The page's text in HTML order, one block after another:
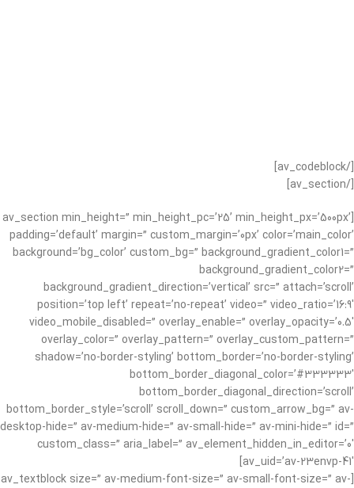
[/av_codeblock]
[/av_section]
[av_section min_height=” min_height_pc=’25’ min_height_px=’500px’
padding=’default’ margin=” custom_margin=’0px’ color=’main_color’
background=’bg_color’ custom_bg=” background_gradient_color1=”
background_gradient_color2=”
background_gradient_direction=’vertical’ src=” attach=’scroll’
position=’top left’ repeat=’no-repeat’ video=” video_ratio=’16:9′
video_mobile_disabled=” overlay_enable=” overlay_opacity=’0.5′
overlay_color=” overlay_pattern=” overlay_custom_pattern=”
shadow=’no-border-styling’ bottom_border=’no-border-styling’
bottom_border_diagonal_color=’#333333′
bottom_border_diagonal_direction=’scroll’
bottom_border_style=’scroll’ scroll_down=” custom_arrow_bg=” av-
desktop-hide=” av-medium-hide=” av-small-hide=” av-mini-hide=” id=”
custom_class=” aria_label=” av_element_hidden_in_editor=’0′
av_uid=’av-23envp-41′]
[av_textblock size=” av-medium-font-size=” av-small-font-size=” av-